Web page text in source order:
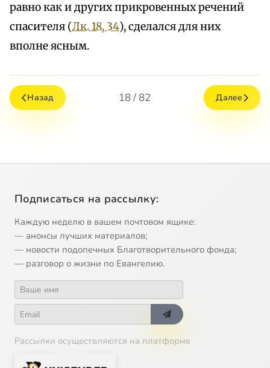
равно как и других прикровенных речений
спасителя (Лк. 18, 34), сделался для них
вполне ясным.
Назад 18 / 82 Далее
Подписаться на рассылку:
Каждую неделю в вашем почтовом ящике:
— анонсы лучших материалов;
— новости подопечных Благотворительного фонда;
— разговор о жизни по Евангелию.
Рассылки осуществляются на платформе